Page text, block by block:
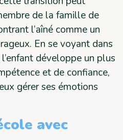
de la famille de
l’aîné comme un
En se voyant dans
développe un plus
et de confiance,
gérer ses émotions
avec